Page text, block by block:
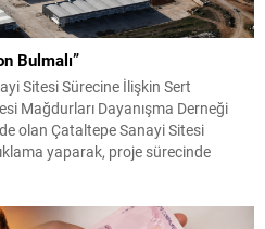
Bulmalı”
Sitesi Sürecine İlişkin Sert
Mağdurları Dayanışma Derneği
olan Çataltepe Sanayi Sitesi
yaparak, proje sürecinde
aykırılıkların ve mağduriyetlerin
yaklaşık 18 yıldır devam eden